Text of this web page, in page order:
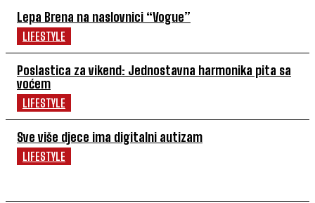
Lepa Brena na naslovnici “Vogue”
LIFESTYLE
Poslastica za vikend: Jednostavna harmonika pita sa
voćem
LIFESTYLE
Sve više djece ima digitalni autizam
LIFESTYLE